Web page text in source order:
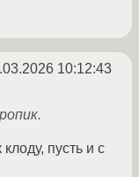
10:12:43
пусть и с